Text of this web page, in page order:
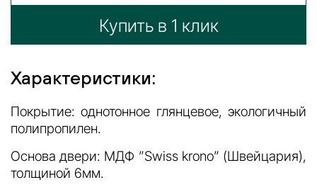
Купить в 1 клик
Характеристики:
Покрытие: однотонное глянцевое, экологичный
полипропилен.
Основа двери: МДФ ”Swiss krono” (Швейцария),
толщиной 6мм.